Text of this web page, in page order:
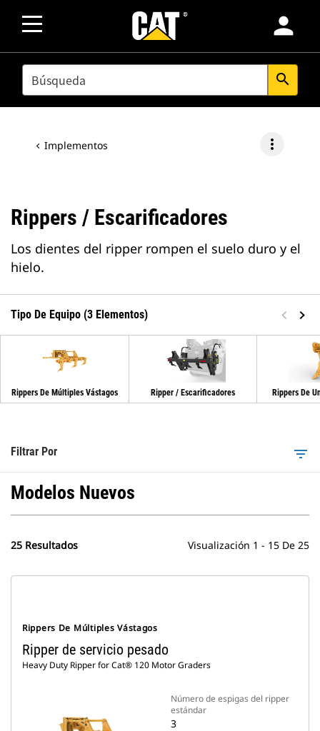
person
SEARCH search
Implementos more_vert
Rippers / Escarificadores
Los dientes del ripper rompen el suelo duro y el
hielo.
Tipo De Equipo (3 Elementos)
Rippers De Múltiples Vástagos Ripper / Escarificadores Rippers De
Filtrar Por filter_list
Modelos Nuevos
25 Resultados Visualización 1 - 15 De 25
Rippers De Múltiples Vástagos
Ripper de servicio pesado
Heavy Duty Ripper for Cat® 120 Motor Graders
Número de espigas del ripper
estándar
3